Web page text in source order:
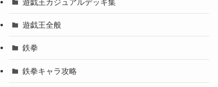
遊戯王カジュアルデッキ集
遊戯王全般
鉄拳
鉄拳キャラ攻略